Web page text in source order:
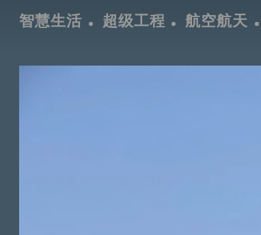
智慧生活 超级工程 航空航天